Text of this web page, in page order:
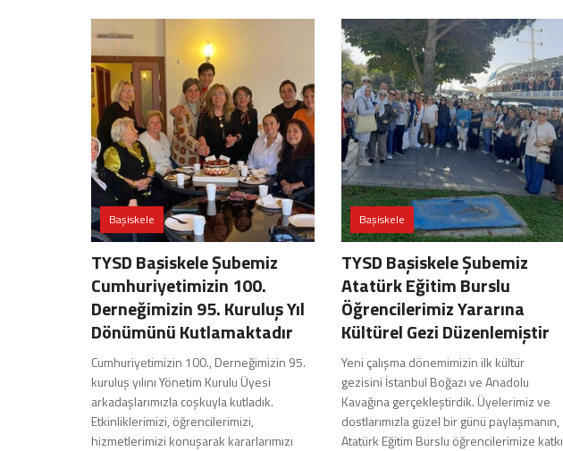
Başiskele
TYSD Başiskele Şubemiz
Cumhuriyetimizin 100.
Derneğimizin 95. Kuruluş Yıl
Dönümünü Kutlamaktadır
Cumhuriyetimizin 100., Derneğimizin 95.
kuruluş yılını Yönetim Kurulu Üyesi
arkadaşlarımızla coşkuyla kutladık.
Etkinliklerimizi, öğrencilerimizi,
hizmetlerimizi konuşarak kararlarımızı
Başiskele
TYSD Başiskele Şubemiz
Atatürk Eğitim Burslu
Öğrencilerimiz Yararına
Kültürel Gezi Düzenlemiştir
Yeni çalışma dönemimizin ilk kültür
gezisini İstanbul Boğazı ve Anadolu
Kavağına gerçekleştirdik. Üyelerimiz ve
dostlarımızla güzel bir günü paylaşmanın,
Atatürk Eğitim Burslu öğrencilerimize katkı